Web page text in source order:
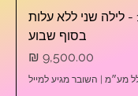
מבצע הכרות 1+1 - לילה שני ללא עלות
בסוף שבוע
מחיר
מע״מ השובר מגיע למייל